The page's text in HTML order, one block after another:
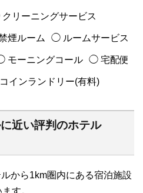
リーニングサービス
煙ルーム ◯ ルームサービス
モーニングコール ◯ 宅配便
インランドリー(有料)
近い評判のホテル
から1km圏内にある宿泊施設
す。